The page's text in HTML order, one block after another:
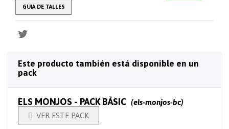
GUIA DE TALLES
Este producto también está disponible en un
pack
ELS MONJOS - PACK BÀSIC (els-monjos-bc)
 VER ESTE PACK